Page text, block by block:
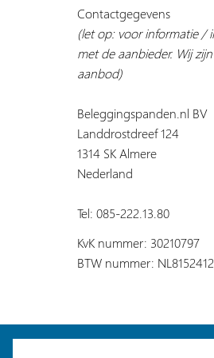
Contactgegevens
(let op: voor informatie /
met de aanbieder. Wij
aanbod)
Beleggingspanden.nl BV
Landdrostdreef 124
1314 SK Almere
Nederland
Tel: 085-222.13.80
KvK nummer: 30210797
BTW nummer: